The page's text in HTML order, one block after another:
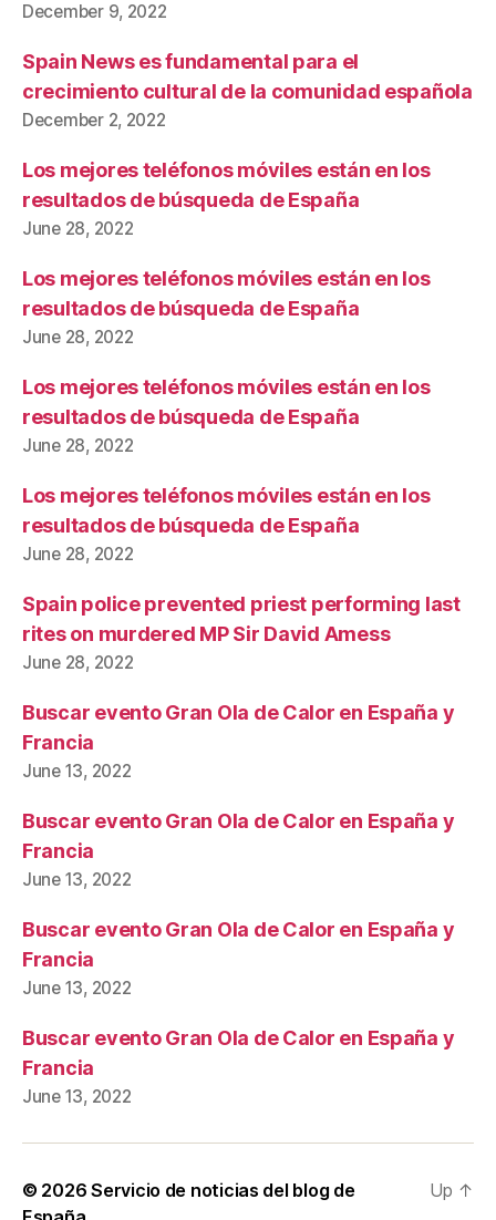
December 9, 2022
Spain News es fundamental para el
crecimiento cultural de la comunidad española
December 2, 2022
Los mejores teléfonos móviles están en los
resultados de búsqueda de España
June 28, 2022
Los mejores teléfonos móviles están en los
resultados de búsqueda de España
June 28, 2022
Los mejores teléfonos móviles están en los
resultados de búsqueda de España
June 28, 2022
Los mejores teléfonos móviles están en los
resultados de búsqueda de España
June 28, 2022
Spain police prevented priest performing last
rites on murdered MP Sir David Amess
June 28, 2022
Buscar evento Gran Ola de Calor en España y
Francia
June 13, 2022
Buscar evento Gran Ola de Calor en España y
Francia
June 13, 2022
Buscar evento Gran Ola de Calor en España y
Francia
June 13, 2022
Buscar evento Gran Ola de Calor en España y
Francia
June 13, 2022
© 2026Servicio de noticias del blog de
Up ↑